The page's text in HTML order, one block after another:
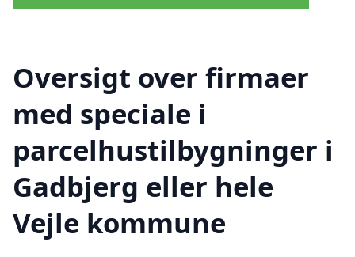
Oversigt over firmaer
med speciale i
parcelhustilbygninger i
Gadbjerg eller hele
Vejle kommune